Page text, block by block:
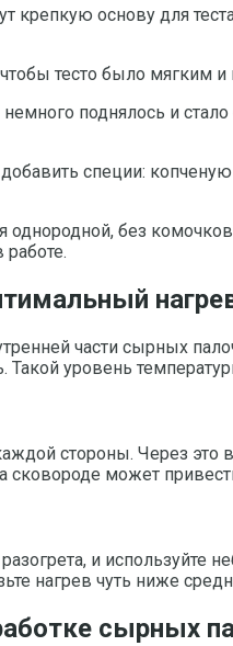
крепкую основу для
тесто было мягким
немного поднялось и
специи:
однородной, без
части сырных
уровень
стороны. Через это
сковороде может
и используйте
нагрев чуть ниже
сырных